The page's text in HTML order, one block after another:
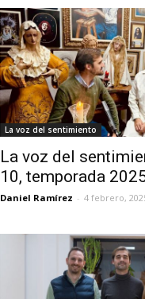
La voz del sentimiento
La voz del
10, temporada
Daniel Ramírez - 4 febrero,